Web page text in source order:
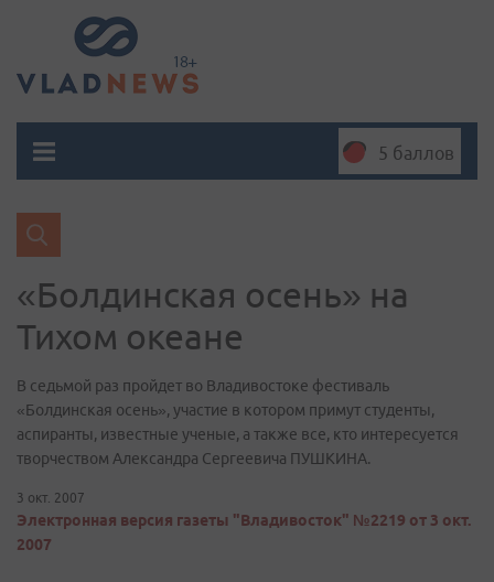
5 баллов
«Болдинская осень» на
Тихом океане
В седьмой раз пройдет во Владивостоке фестиваль
«Болдинская осень», участие в котором примут студенты,
аспиранты, известные ученые, а также все, кто интересуется
творчеством Александра Сергеевича ПУШКИНА.
3 окт. 2007
Электронная версия газеты "Владивосток" №2219 от 3 окт.
2007